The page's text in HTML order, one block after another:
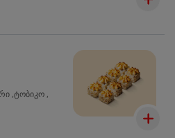
,ტობიკო ,